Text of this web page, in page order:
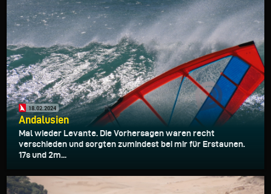
18.02.2024
Andalusien
Mal wieder Levante. Die Vorhersagen waren recht
verschieden und sorgten zumindest bei mir für Erstaunen.
17s und 2m...